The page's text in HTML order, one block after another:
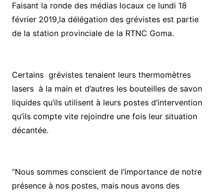
Faisant la ronde des médias locaux ce lundi 18
février 2019,la délégation des grévistes est partie
de la station provinciale de la RTNC Goma.
Certains grévistes tenaient leurs thermomètres
lasers à la main et d’autres les bouteilles de savon
liquides qu’ils utilisent à leurs postes d’intervention
qu’ils compte vite rejoindre une fois leur situation
décantée.
“Nous sommes conscient de l’importance de notre
présence à nos postes, mais nous avons des